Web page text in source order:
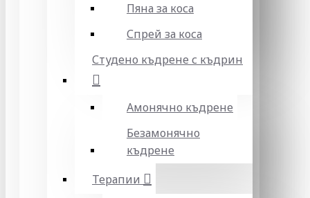
Пяна за коса
Спрей за коса
Студено къдрене с къдрин
Амонячно къдрене
Безамонячно
къдрене
Терапии